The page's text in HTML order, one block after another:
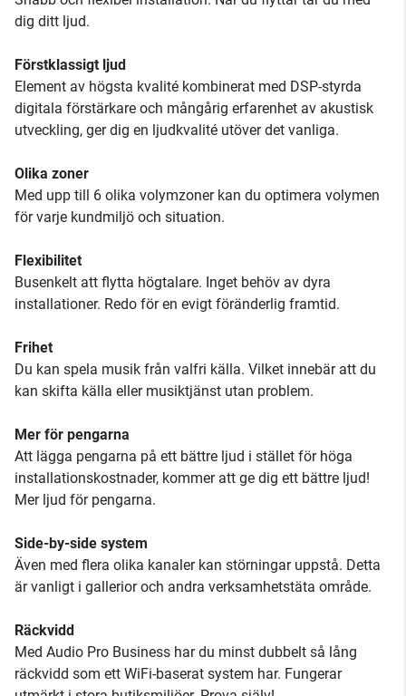
dig ditt ljud.
Förstklassigt ljud
Element av högsta kvalité kombinerat med DSP-styrda
digitala förstärkare och mångårig erfarenhet av akustisk
utveckling, ger dig en ljudkvalité utöver det vanliga.
Olika zoner
Med upp till 6 olika volymzoner kan du optimera volymen
för varje kundmiljö och situation.
Flexibilitet
Busenkelt att flytta högtalare. Inget behöv av dyra
installationer. Redo för en evigt föränderlig framtid.
Frihet
Du kan spela musik från valfri källa. Vilket innebär att du
kan skifta källa eller musiktjänst utan problem.
Mer för pengarna
Att lägga pengarna på ett bättre ljud i stället för höga
installationskostnader, kommer att ge dig ett bättre ljud!
Mer ljud för pengarna.
Side-by-side system
Även med flera olika kanaler kan störningar uppstå. Detta
är vanligt i gallerior och andra verksamhetstäta område.
Räckvidd
Med Audio Pro Business har du minst dubbelt så lång
räckvidd som ett WiFi-baserat system har. Fungerar